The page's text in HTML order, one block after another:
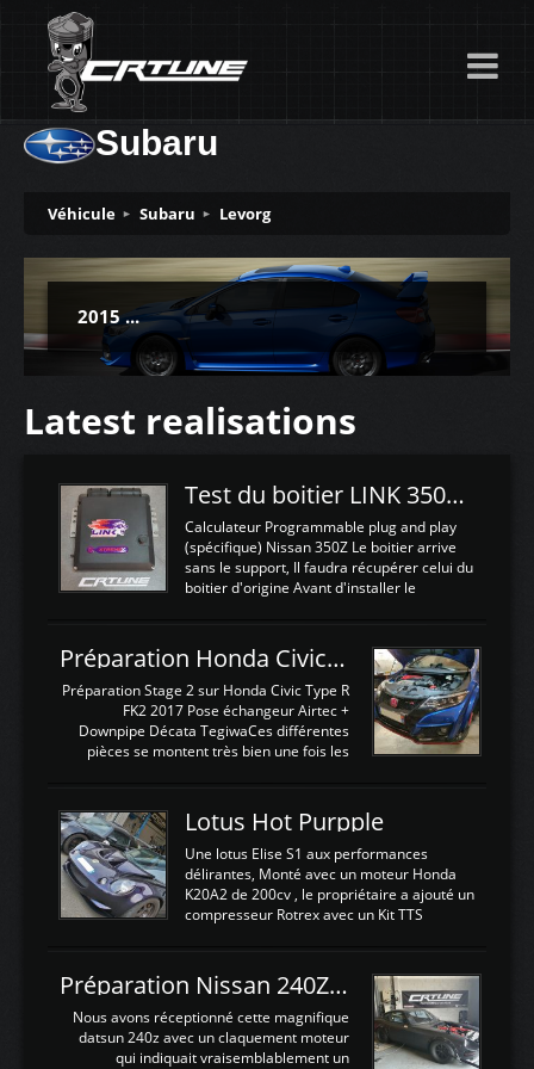
Subaru
Véhicule Subaru Levorg
2015 ...
Latest realisations
Test du boitier LINK 350Z Plugin ECU
Calculateur Programmable plug and play
(spécifique) Nissan 350Z Le boitier arrive
sans le support, Il faudra récupérer celui du
boitier d'origine Avant d'installer le
d'envoyer l'information de la large bande
dans le boitier. sydney sweeney deepfake
La sortie 0-5V de l'afr sera connectée sur
l'entrée AN Volt 8 et GndAN pour
Analogique, et Volt car l'information est une
tension (Pas une résistance variable d'un
est temps de brancher le ...
Préparation Honda Civic Type R FK2
Préparation Stage 2 sur Honda Civic Type R
FK2 2017 Pose échangeur Airtec +
Downpipe Décata TegiwaCes différentes
pièces se montent très bien une fois les
légere découpe du plastique inferieur,
negénant en rien la structure ou le
fonctionnement du fond plat. Une
reprogrammation Stage 2 est faite sur le
calculateur d'origine. Une alternative
économique au passage sur Hondata
d'origine 310cv et 400Nn , Une fois
reprogrammé et les ...
Lotus Hot Purpple
Une lotus Elise S1 aux performances
délirantes, Monté avec un moteur Honda
K20A2 de 200cv , le propriétaire a ajouté un
compresseur Rotrex avec un Kit TTS
d'augmenter la puissance de son moteur:
un watercooler a été ajouté. 300Cv sans
échangeurLa lotus équipée d'un Hondata
Kpro et d'une large bande pour le réglage
Avantages et inconvénients d'un
Préparation Nissan 240Z SR20DET
Nous avons réceptionné cette magnifique
datsun 240z avec un claquement moteur
qui indiquait vraisemblablement un